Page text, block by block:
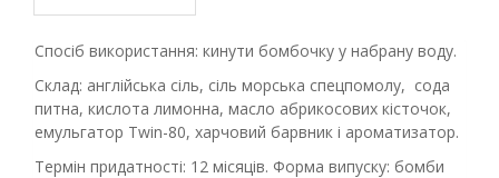
Спосіб використання: кинути бомбочку у набрану воду.
Склад: англійська сіль, сіль морська спецпомолу, сода
питна, кислота лимонна, масло абрикосових кісточок,
емульгатор Twin-80, харчовий барвник і ароматизатор.
Термін придатності: 12 місяців. Форма випуску: бомби